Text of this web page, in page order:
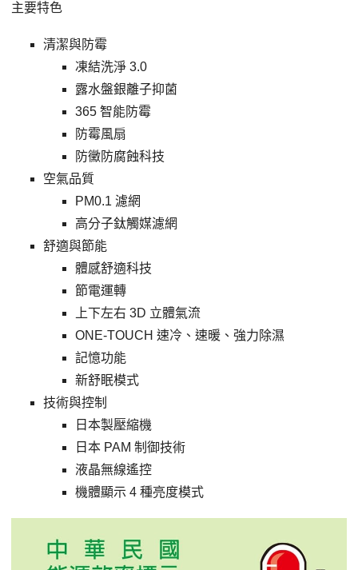
主要特色
清潔與防霉
凍結洗淨 3.0
露水盤銀離子抑菌
365 智能防霉
防霉風扇
防黴防腐蝕科技
空氣品質
PM0.1 濾網
高分子鈦觸媒濾網
舒適與節能
體感舒適科技
節電運轉
上下左右 3D 立體氣流
ONE-TOUCH 速冷、速暖、強力除濕
記憶功能
新舒眠模式
技術與控制
日本製壓縮機
日本 PAM 制御技術
液晶無線遙控
機體顯示 4 種亮度模式